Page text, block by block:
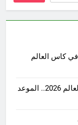
ملخص واهداف مباراة المغرب و كندا 3-0 في كاس العالم
البرازيل والنرويج في دور الـ16 من كأس العالم 2026.. الموعد